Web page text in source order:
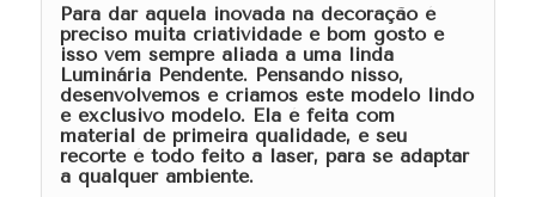
Para dar aquela inovada na decoração é
preciso muita criatividade e bom gosto e
isso vem sempre aliada a uma linda
Luminária Pendente. Pensando nisso,
desenvolvemos e criamos este modelo lindo
e exclusivo modelo. Ela é feita com
material de primeira qualidade, e seu
recorte é todo feito a laser, para se adaptar
a qualquer ambiente.